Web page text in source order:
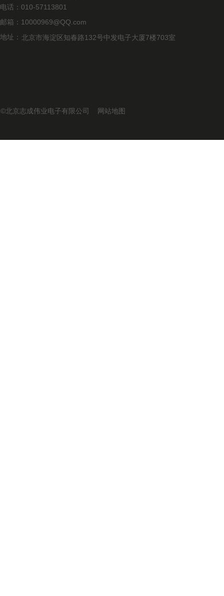
电话： 010-57113801
邮箱： 10000969@QQ.com
地址： 北京市海淀区知春路132号中发电子大厦7楼703室
©北京志成伟业电子有限公司 网站地图